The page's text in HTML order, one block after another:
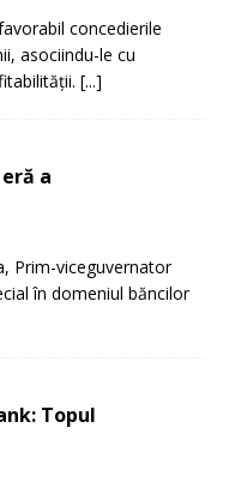
concedierile
asociindu-le cu
[...]
a
Prim-viceguvernator
în domeniul băncilor
Topul